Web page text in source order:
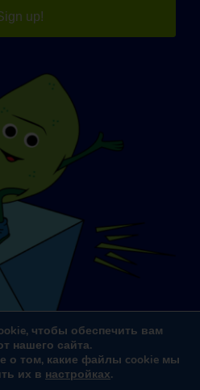
up!
чтобы обеспечить вам
нашего сайта.
о том, какие файлы cookie мы
их в настройках.